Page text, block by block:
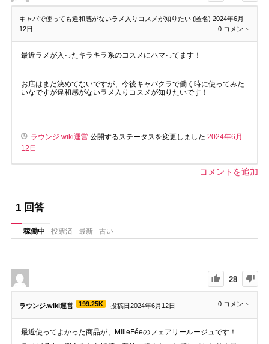
キャバで使っても違和感がないラメ入りコスメが知りたい (匿名) 2024年6月
12日
0 コメント
最近ラメが入ったキラキラ系のコスメにハマってます！
お店はまだ決めてないですが、今後キャバクラで働く時に使ってみた
いなですが違和感がないラメ入りコスメが知りたいです！
ラウンジ.wiki運営公開するステータスを変更しました 2024年6月
12日
コメントを追加
1 回答
稼働中 投票済 最新 古い
28
ラウンジ.wiki運営 199.25K 投稿日2024年6月12日 0 コメント
最近使ってよかった商品が、MilleFéeのフェアリールージュです！